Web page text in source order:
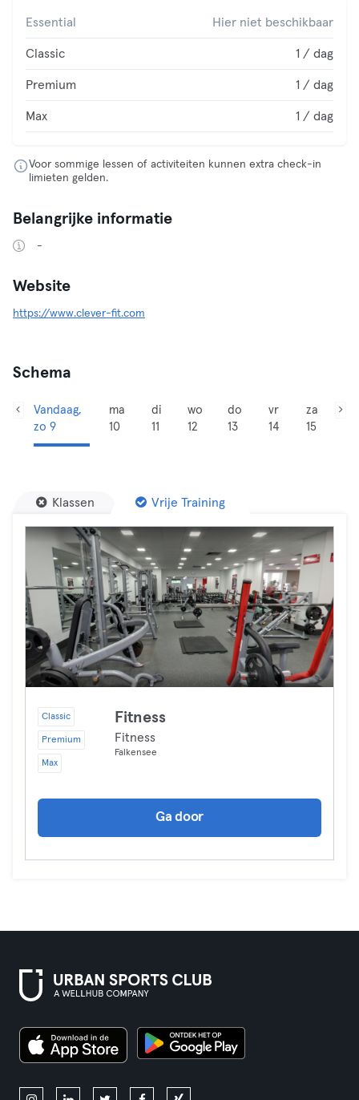
Essential Hier niet beschikbaar
Classic 1 / dag
Premium 1 / dag
Max 1 / dag
Voor sommige lessen of activiteiten kunnen extra check-in
limieten gelden.
Belangrijke informatie
-
Website
https://www.clever-fit.com
Schema
Vandaag,
zo 9
ma
10
di
11
wo
12
do
13
vr
14
za
15
Klassen Vrije Training
Classic
Premium
Max
Fitness
Fitness
Falkensee
Ga door